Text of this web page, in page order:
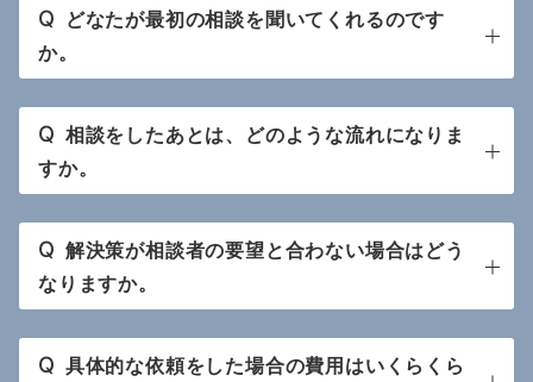
Q どなたが最初の相談を聞いてくれるのです
か。
Q 相談をしたあとは、どのような流れになりま
すか。
Q 解決策が相談者の要望と合わない場合はどう
なりますか。
Q 具体的な依頼をした場合の費用はいくらくら